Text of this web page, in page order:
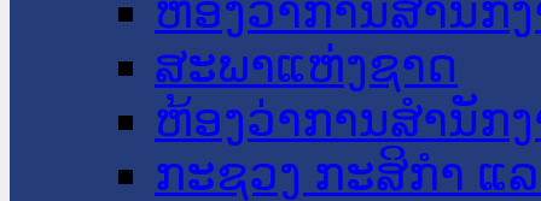
ຫ້ອງວ່າການສໍານັກ
ສະພາແຫ່ງຊາດ
ຫ້ອງວ່າການສຳນັກ
ກະຊວງ ກະສິກຳ ແ